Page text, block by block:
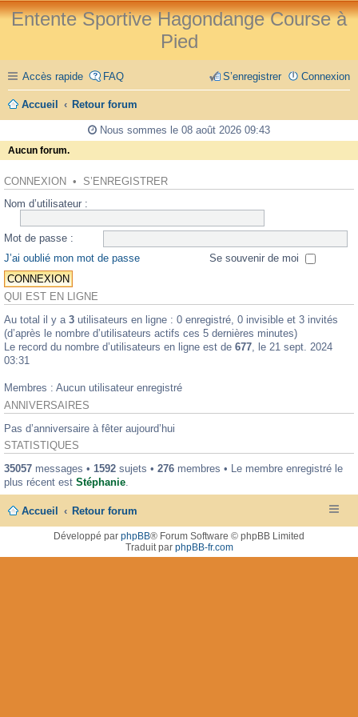
Entente Sportive Hagondange Course à
Pied
Accès rapide FAQ Connexion
S’enregistrer
Accueil Retour forum
Nous sommes le 08 août 2026 09:43
Aucun forum.
CONNEXION • S’ENREGISTRER
Nom d’utilisateur :
Mot de passe :
J’ai oublié mon mot de passe
Se souvenir de moi
QUI EST EN LIGNE
Au total il y a 3 utilisateurs en ligne : 0 enregistré, 0 invisible et 3 invités
(d’après le nombre d’utilisateurs actifs ces 5 dernières minutes)
Le record du nombre d’utilisateurs en ligne est de 677, le 21 sept. 2024
03:31
Membres : Aucun utilisateur enregistré
ANNIVERSAIRES
Pas d’anniversaire à fêter aujourd’hui
STATISTIQUES
35057 messages • 1592 sujets • 276 membres • Le membre enregistré le
plus récent est Stéphanie.
Accueil Retour forum
Développé par phpBB® Forum Software © phpBB Limited
Traduit par phpBB-fr.com